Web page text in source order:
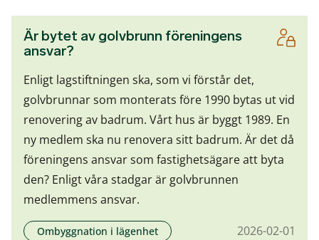
Är bytet av golvbrunn föreningens
ansvar?
Enligt lagstiftningen ska, som vi förstår det,
golvbrunnar som monterats före 1990 bytas ut vid
renovering av badrum. Vårt hus är byggt 1989. En
ny medlem ska nu renovera sitt badrum. Är det då
föreningens ansvar som fastighetsägare att byta
den? Enligt våra stadgar är golvbrunnen
medlemmens ansvar.
Ombyggnation i lägenhet 2026-02-01